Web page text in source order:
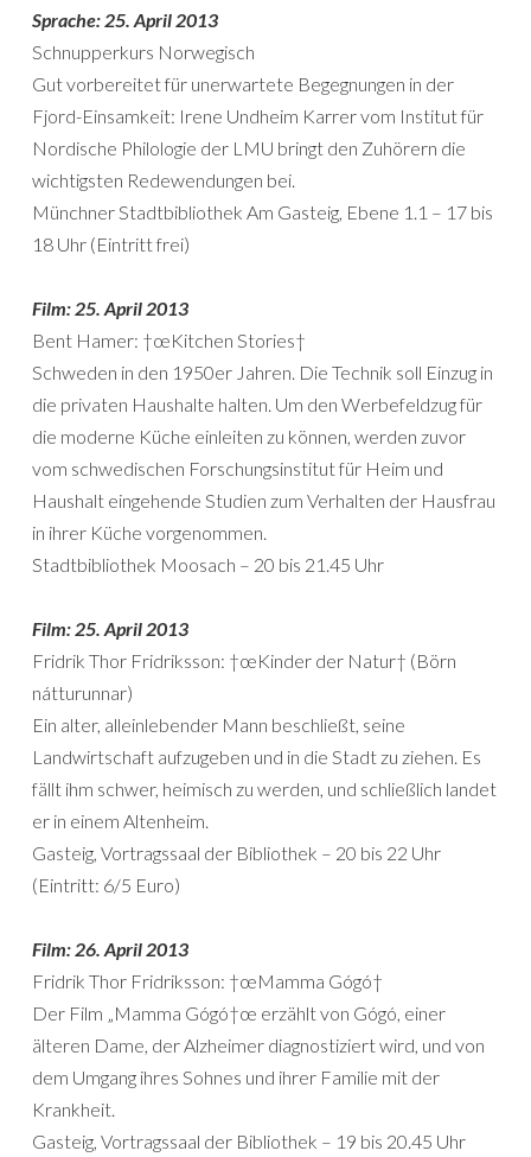
Sprache: 25. April 2013
Schnupperkurs Norwegisch
Gut vorbereitet für unerwartete Begegnungen in der
Fjord-Einsamkeit: Irene Undheim Karrer vom Institut für
Nordische Philologie der LMU bringt den Zuhörern die
wichtigsten Redewendungen bei.
Münchner Stadtbibliothek Am Gasteig, Ebene 1.1 – 17 bis
18 Uhr (Eintritt frei)
Film: 25. April 2013
Bent Hamer: †œKitchen Stories†
Schweden in den 1950er Jahren. Die Technik soll Einzug in
die privaten Haushalte halten. Um den Werbefeldzug für
die moderne Küche einleiten zu können, werden zuvor
vom schwedischen Forschungsinstitut für Heim und
Haushalt eingehende Studien zum Verhalten der Hausfrau
in ihrer Küche vorgenommen.
Stadtbibliothek Moosach – 20 bis 21.45 Uhr
Film: 25. April 2013
Fridrik Thor Fridriksson: †œKinder der Natur† (Börn
nátturunnar)
Ein alter, alleinlebender Mann beschließt, seine
Landwirtschaft aufzugeben und in die Stadt zu ziehen. Es
fällt ihm schwer, heimisch zu werden, und schließlich landet
er in einem Altenheim.
Gasteig, Vortragssaal der Bibliothek – 20 bis 22 Uhr
(Eintritt: 6/5 Euro)
Film: 26. April 2013
Fridrik Thor Fridriksson: †œMamma Gógó†
Der Film „Mamma Gógó†œ erzählt von Gógó, einer
älteren Dame, der Alzheimer diagnostiziert wird, und von
dem Umgang ihres Sohnes und ihrer Familie mit der
Krankheit.
Gasteig, Vortragssaal der Bibliothek – 19 bis 20.45 Uhr